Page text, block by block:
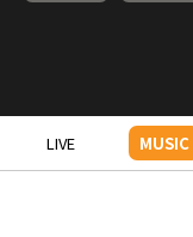
LIVE MUSIC